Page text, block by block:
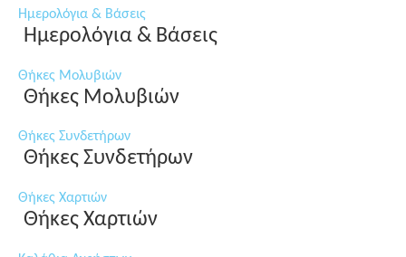
Ημερολόγια & Βάσεις
Ημερολόγια & Βάσεις
Θήκες Μολυβιών
Θήκες Μολυβιών
Θήκες Συνδετήρων
Θήκες Συνδετήρων
Θήκες Χαρτιών
Θήκες Χαρτιών